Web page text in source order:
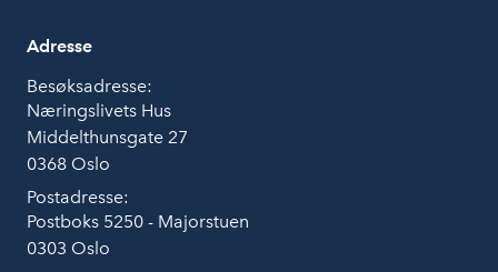
Adresse
Besøksadresse:
Næringslivets Hus
Middelthunsgate 27
0368 Oslo
Postadresse:
Postboks 5250 - Majorstuen
0303 Oslo